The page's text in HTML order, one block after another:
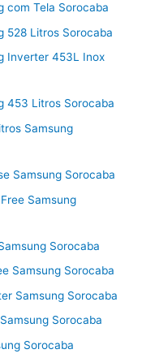
com Tela Sorocaba
528 Litros Sorocaba
Inverter 453L Inox
453 Litros Sorocaba
Samsung
Samsung Sorocaba
Samsung
Sorocaba
Samsung Sorocaba
Samsung Sorocaba
Sorocaba
Sorocaba